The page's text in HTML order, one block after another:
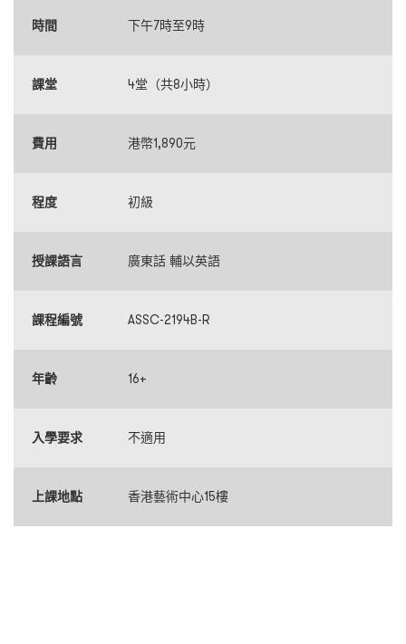
時間 下午7時至9時
課堂 4堂（共8小時）
費用 港幣1,890元
程度 初級
授課語言 廣東話 輔以英語
課程編號 ASSC-2194B-R
年齡 16+
入學要求 不適用
上課地點 香港藝術中心15樓